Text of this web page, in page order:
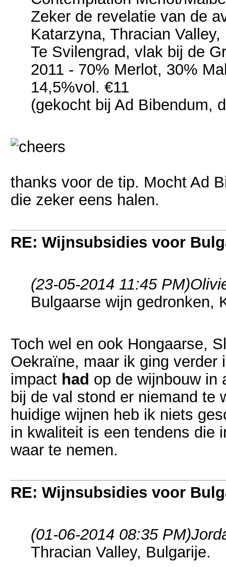
Zeker de revelatie van de
Katarzyna, Thracian Valley,
Te Svilengrad, vlak bij de
2011 - 70% Merlot, 30%
14,5%vol. €11
(gekocht bij Ad Bibendum,
thanks voor de tip. Mocht Ad
die zeker eens halen.
RE: Wijnsubsidies voor
(23-05-2014 11:45 PM)
Bulgaarse wijn gedronken,
Toch wel en ook Hongaarse,
Oekraïne, maar ik ging verder
impact had op de wijnbouw in
bij de val stond er niemand te
huidige wijnen heb ik niets
in kwaliteit is een tendens die
waar te nemen.
RE: Wijnsubsidies voor
(01-06-2014 08:35 PM)
Thracian Valley, Bulgarije.